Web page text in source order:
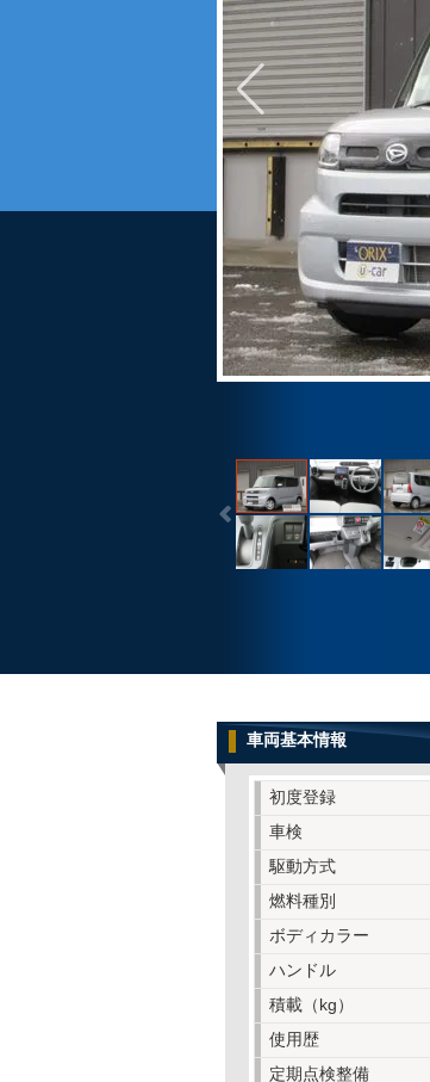
車両基本情報
初度登録
車検
駆動方式
燃料種別
ボディカラー
ハンドル
積載（kg）
使用歴
定期点検整備